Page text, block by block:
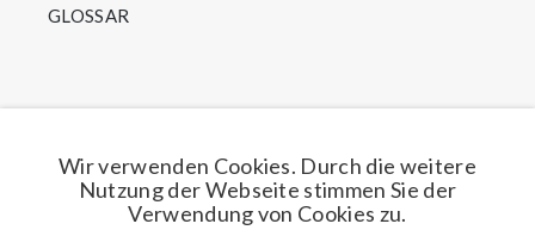
GLOSSAR
Direkt für unseren Newsletter anmelden
Jetzt anmelden
Wir verwenden Cookies. Durch die weitere
Nutzung der Webseite stimmen Sie der
Verwendung von Cookies zu.